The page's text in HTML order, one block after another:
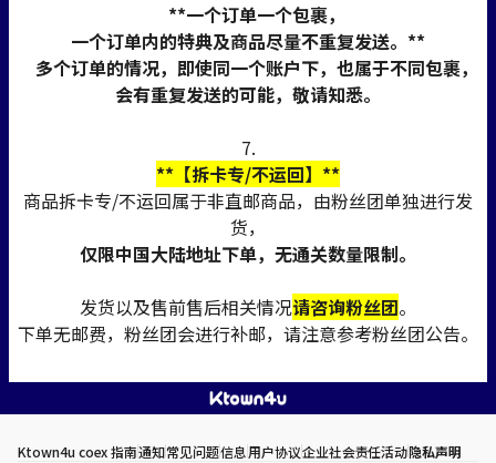
**一个订单一个包裹，
一个订单内的特典及商品尽量不重复发送。**
多个订单的情况，即使同一个账户下，也属于不同包裹，
会有重复发送的可能，敬请知悉。
7.
**【拆卡专/不运回】**
商品拆卡专/不运回属于非直邮商品，由粉丝团单独进行发
货，
仅限中国大陆地址下单，无通关数量限制。
发货以及售前售后相关情况请咨询粉丝团。
下单无邮费，粉丝团会进行补邮，请注意参考粉丝团公告。
Ktown4u coex 指南通知常见问题信息用户协议企业社会责任活动隐私声明